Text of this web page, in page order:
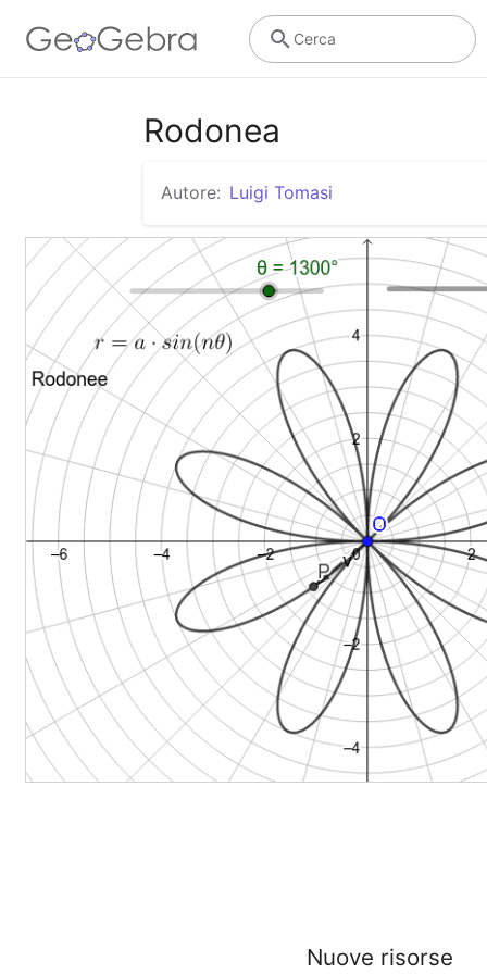
Cerca
Rodonea
Autore: Luigi Tomasi
Nuove risorse